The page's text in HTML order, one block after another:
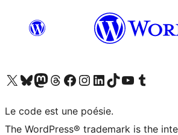
Visitez notre compte X (précédemment Twitter)
Visiter notre compte Bluesky
Visiter notre compte Mastodon
Visiter notre compte Threads
Consulter notre compte Facebook
Consulter notre compte Instagram
Consulter notre compte LinkedIn
Visiter notre compte TokTok
Visiter notre chaîne YouTube
Visiter notre compte Tumblr
Le code est une poésie.
The WordPress® trademark is the